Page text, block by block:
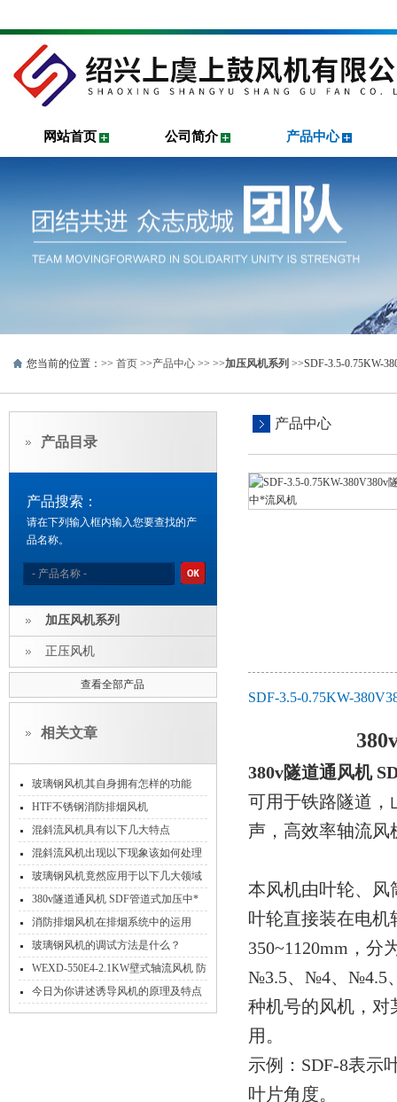
网站首页 公司简介 产品中心
您当前的位置：>> 首页 >>产品中心 >> >>加压风机系列 >>SDF-3.5-0.75KW-
产品目录
产品搜索：
请在下列输入框内输入您要查找的产
品名称。
加压风机系列
正压风机
查看全部产品
相关文章
玻璃钢风机其自身拥有怎样的功能
呢？
HTF不锈钢消防排烟风机
混斜流风机具有以下几大特点
混斜流风机出现以下现象该如何处理
玻璃钢风机竟然应用于以下几大领域
380v隧道通风机 SDF管道式加压中*
流风机
消防排烟风机在排烟系统中的运用
玻璃钢风机的调试方法是什么？
WEXD-550E4-2.1KW壁式轴流风机 防
腐隔爆送风排风机
今日为你讲述诱导风机的原理及特点
产品中心
SDF-3.5-0.75KW-
380v隧道通风机
可用于铁路隧道，
声，高效率轴流风
本风机由叶轮、风
叶轮直接装在电
350~1120mm，分
№3.5、№4、№4.5
种机号的风机，对
用。
示例：SDF-8表示
叶片角度。